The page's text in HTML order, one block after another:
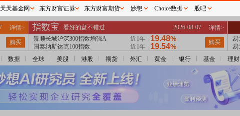
数据 全球 美股 港股 期货 外汇 黄金 银行 基金 理财
天天基金网 东方财富证券 东方财富期货 妙想 Choice数据 股吧